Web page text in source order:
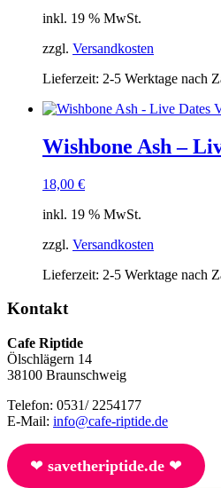
inkl. 19 % MwSt.
zzgl. Versandkosten
Lieferzeit: 2-5 Werktage nach
Wishbone Ash –
18,00 €
inkl. 19 % MwSt.
zzgl. Versandkosten
Lieferzeit: 2-5 Werktage nach
Kontakt
Cafe Riptide
Ölschlägern 14
38100 Braunschweig
Telefon: 0531/ 2254177
E-Mail: info@cafe-riptide.de
❤︎ savetheriptide.de❤︎